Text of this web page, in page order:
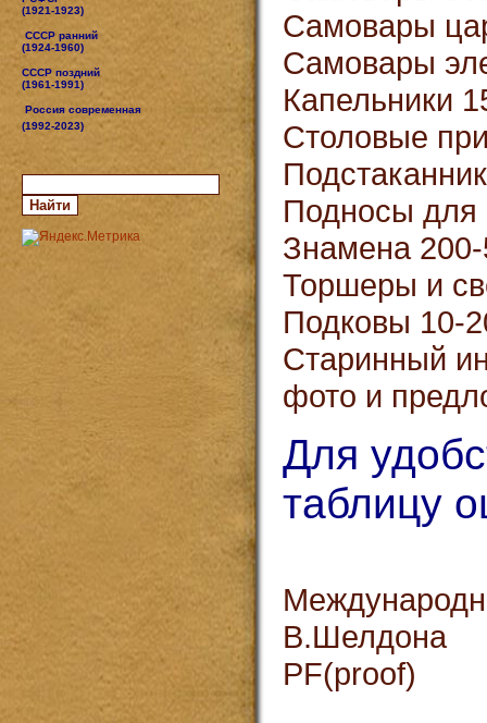
(1921-1923)
СССР ранний
(1924-1960)
СССР поздний
(1961-1991)
Россия современная
(1992-2023)
Самовары
Самовары
Капельники
Столовые
Подносы для
Знамена
Торшеры и
Подковы 10-
Старинный
фото и
Для
таблицу